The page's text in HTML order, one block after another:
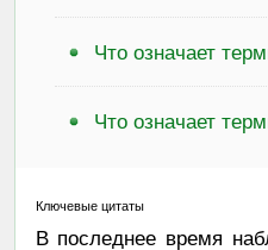
Что означает
Что означает
Ключевые цитаты
В последнее время